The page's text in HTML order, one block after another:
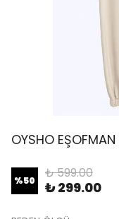
OYSHO EŞOFMAN
%50 ₺ 599.00
₺ 299.00